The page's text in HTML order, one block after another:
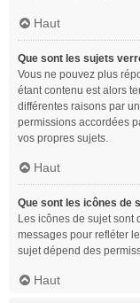
Haut
Que sont les sujets
Vous ne pouvez plus
étant contenu est alors
différentes raisons par
permissions accordées
vos propres sujets.
Haut
Que sont les icônes de
Les icônes de sujet sont
messages pour refléter
sujet dépend des
Haut